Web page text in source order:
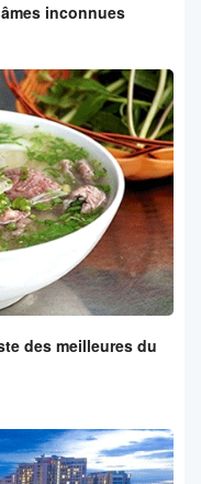
inconnues
des meilleures du